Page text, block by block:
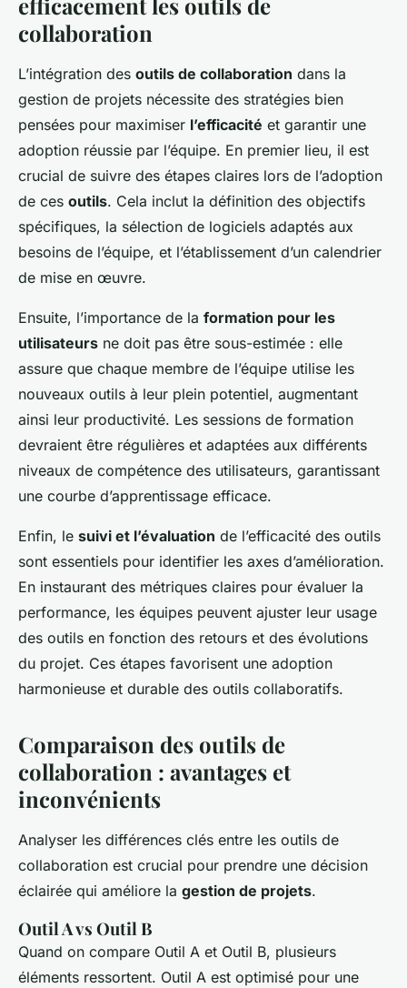
collaboration
L’intégration des outils de collaboration dans la
gestion de projets nécessite des stratégies bien
pensées pour maximiser l’efficacité et garantir une
adoption réussie par l’équipe. En premier lieu, il est
crucial de suivre des étapes claires lors de l’adoption
de ces outils. Cela inclut la définition des objectifs
spécifiques, la sélection de logiciels adaptés aux
besoins de l’équipe, et l’établissement d’un calendrier
de mise en œuvre.
Ensuite, l’importance de la formation pour les
utilisateurs ne doit pas être sous-estimée : elle
assure que chaque membre de l’équipe utilise les
nouveaux outils à leur plein potentiel, augmentant
ainsi leur productivité. Les sessions de formation
devraient être régulières et adaptées aux différents
niveaux de compétence des utilisateurs, garantissant
une courbe d’apprentissage efficace.
Enfin, le suivi et l’évaluation de l’efficacité des outils
sont essentiels pour identifier les axes d’amélioration.
En instaurant des métriques claires pour évaluer la
performance, les équipes peuvent ajuster leur usage
des outils en fonction des retours et des évolutions
du projet. Ces étapes favorisent une adoption
harmonieuse et durable des outils collaboratifs.
Comparaison des outils de
collaboration : avantages et
inconvénients
Analyser les différences clés entre les outils de
collaboration est crucial pour prendre une décision
éclairée qui améliore la gestion de projets.
Outil A vs Outil B
Quand on compare Outil A et Outil B, plusieurs
éléments ressortent. Outil A est optimisé pour une